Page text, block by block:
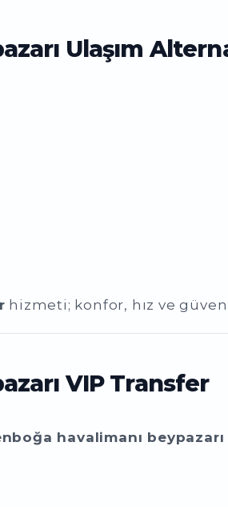
Ulaşım
hizmeti; konfor, hız ve
VIP Transfer
havalimanı